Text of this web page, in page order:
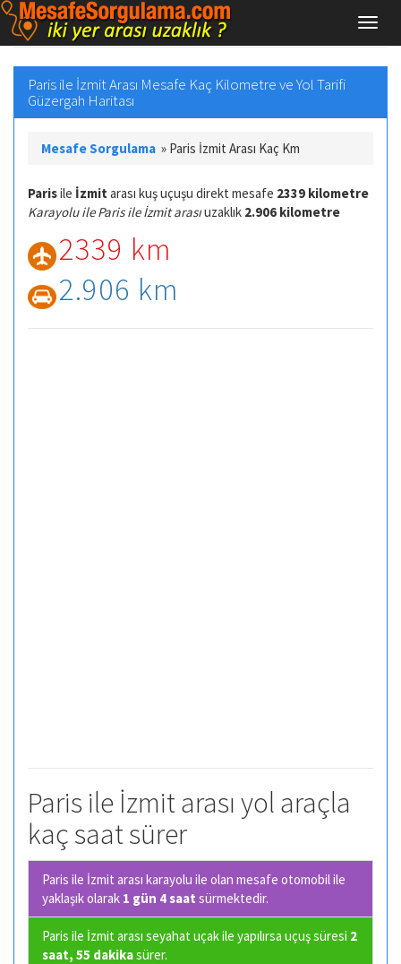
Paris ile İzmit Arası Mesafe Kaç Kilometre ve Yol Tarifi
Güzergah Haritası
Mesafe Sorgulama » Paris İzmit Arası Kaç Km
Parisile İzmit arası kuş uçuşu direkt mesafe 2339 kilometre
Karayolu ile Paris ile İzmit arasıuzaklık 2.906 kilometre
2339 km
2.906 km
Paris ile İzmit arası yol araçla
kaç saat sürer
Paris ile İzmit arası karayolu ile olan mesafe otomobil ile
yaklaşık olarak 1 gün 4 saat sürmektedir.
Paris ile İzmit arası seyahat uçak ile yapılırsa uçuş süresi 2
saat, 55 dakikasürer.